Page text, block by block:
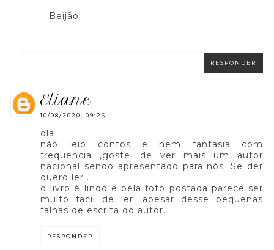
Beijão!
RESPONDER
eliane
10/08/2020, 09:26
ola
não leio contos e nem fantasia com
frequencia ,gostei de ver mais um autor
nacional sendo apresentado para nós .Se der
quero ler .
o livro é lindo e pela foto postada parece ser
muito facil de ler ,apesar desse pequenas
falhas de escrita do autor.
RESPONDER